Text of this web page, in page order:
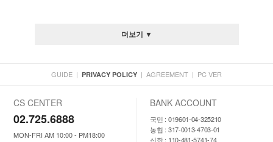
더보기 ▼
GUIDE | PRIVACY POLICY | AGREEMENT | PC VER
CS CENTER
02.725.6888
MON-FRI AM 10:00 - PM18:00
BANK ACCOUNT
국민 : 019601-04-325210
농협 : 317-0013-4703-01
신한 : 110-481-5741-74